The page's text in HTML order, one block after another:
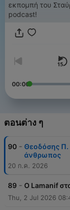
εκπομπή του
podcast!
00:00
ตอนต่าง ๆ
90 - Θεοδόσης Π.
άνθρωπος
20 ก.ค. 2026
89 - Ο Lamanif
Thu, 2 Jul 2026